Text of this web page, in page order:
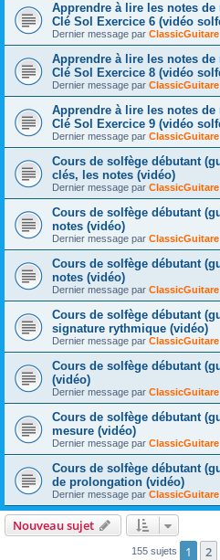
Apprendre à lire les notes
Clé Sol Exercice 6 (vidéo
Dernier message par ClassicGuitare
Apprendre à lire les notes
Clé Sol Exercice 8 (vidéo
Dernier message par ClassicGuitare
Apprendre à lire les notes
Clé Sol Exercice 9 (vidéo
Dernier message par ClassicGuitare
Cours de solfège débutant
clés, les notes (vidéo)
Dernier message par ClassicGuitare
Cours de solfège débutant
notes (vidéo)
Dernier message par ClassicGuitare
Cours de solfège débutant
notes (vidéo)
Dernier message par ClassicGuitare
Cours de solfège débutant
signature rythmique (vidéo)
Dernier message par ClassicGuitare
Cours de solfège débutant
(vidéo)
Dernier message par ClassicGuitare
Cours de solfège débutant
mesure (vidéo)
Dernier message par ClassicGuitare
Cours de solfège débutant
de prolongation (vidéo)
Dernier message par ClassicGuitare
Nouveau sujet
155 sujets 1 2